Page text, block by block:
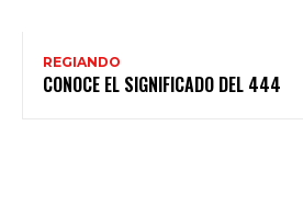
REGIANDO
CONOCE EL SIGNIFICADO DEL 444